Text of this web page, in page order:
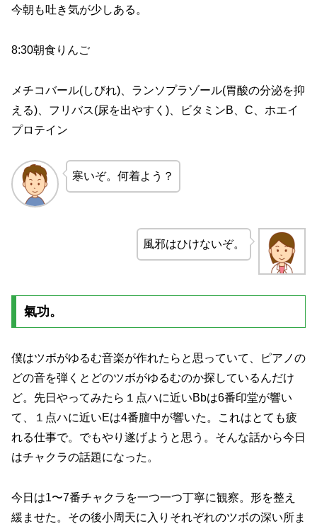
今朝も吐き気が少しある。
8:30朝食りんご
メチコバール(しびれ)、ランソプラゾール(胃酸の分泌を抑
える)、フリバス(尿を出やすく)、ビタミンB、C、ホエイ
プロテイン
寒いぞ。何着よう？
風邪はひけないぞ。
氣功。
僕はツボがゆるむ音楽が作れたらと思っていて、ピアノの
どの音を弾くとどのツボがゆるむのか探しているんだけ
ど。先日やってみたら１点ハに近いBbは6番印堂が響い
て、１点ハに近いEは4番膻中が響いた。これはとても疲
れる仕事で。でもやり遂げようと思う。そんな話から今日
はチャクラの話題になった。
今日は1〜7番チャクラを一つ一つ丁寧に観察。形を整え
緩ませた。その後小周天に入りそれぞれのツボの深い所ま